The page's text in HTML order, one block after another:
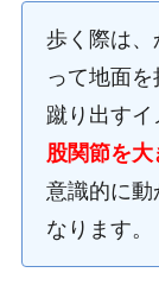
歩く際は、
って地面
蹴り出すイ
股関節を
意識的に動
なります。